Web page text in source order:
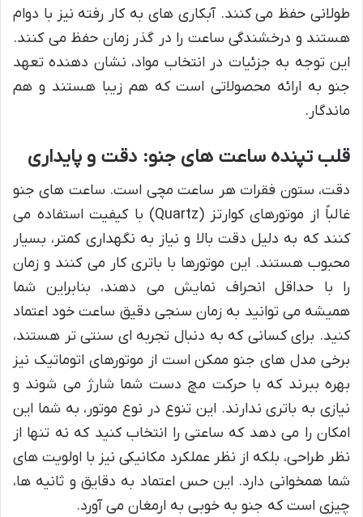
طولانی حفظ می کنند. آبکاری های به کار رفته نیز با دوام
هستند و درخشندگی ساعت را در گذر زمان حفظ می کنند.
این توجه به جزئیات در انتخاب مواد، نشان دهنده تعهد
جنو به ارائه محصولاتی است که هم زیبا هستند و هم
ماندگار.
قلب تپنده ساعت های جنو: دقت و پایداری
دقت، ستون فقرات هر ساعت مچی است. ساعت های جنو
غالباً از موتورهای کوارتز (Quartz) با کیفیت استفاده می
کنند که به دلیل دقت بالا و نیاز به نگهداری کمتر، بسیار
محبوب هستند. این موتورها با باتری کار می کنند و زمان
را با حداقل انحراف نمایش می دهند، بنابراین شما
همیشه می توانید به زمان سنجی دقیق ساعت خود اعتماد
کنید. برای کسانی که به دنبال تجربه ای سنتی تر هستند،
برخی مدل های جنو ممکن است از موتورهای اتوماتیک نیز
بهره ببرند که با حرکت مچ دست شما شارژ می شوند و
نیازی به باتری ندارند. این تنوع در نوع موتور، به شما این
امکان را می دهد که ساعتی را انتخاب کنید که نه تنها از
نظر طراحی، بلکه از نظر عملکرد مکانیکی نیز با اولویت های
شما همخوانی دارد. این حس اعتماد به دقایق و ثانیه ها،
چیزی است که جنو به خوبی به ارمغان می آورد.